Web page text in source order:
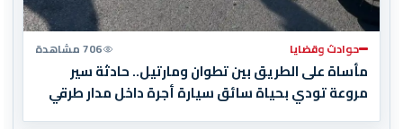
حوادث وقضايا 706 مشاهدة
مأساة على الطريق بين تطوان ومارتيل.. حادثة سير
مروعة تودي بحياة سائق سيارة أجرة داخل مدار طرقي